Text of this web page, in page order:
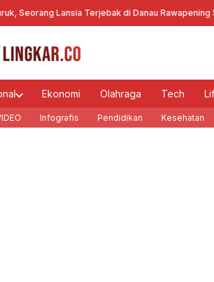
Lansia Terjebak di Danau Rawapening Saat
Ekonomi Olahraga Tech
Infografis Pendidikan Kesehatan